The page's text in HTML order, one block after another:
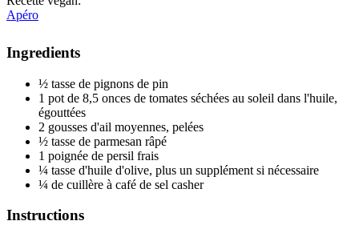
Apéro
Ingredients
½ tasse de pignons de pin
1 pot de 8,5 onces de tomates séchées au soleil dans l'huile,
égouttées
2 gousses d'ail moyennes, pelées
½ tasse de parmesan râpé
1 poignée de persil frais
¼ tasse d'huile d'olive, plus un supplément si nécessaire
¼ de cuillère à café de sel casher
Instructions